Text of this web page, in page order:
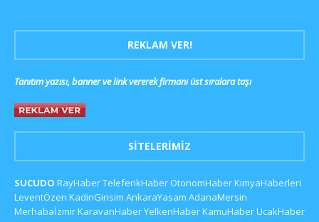
REKLAM VER!
Tanıtım yazısı, banner ve link vererek firmanı üst sıralara taşı
SITELERIMIZ
SUCUDO RayHaberTeleferikHaber OtonomHaberKimyaHaberleri
LeventÖzen KadinGirisim AnkaraYasam AdanaMersin
MerhabaİzmirKaravanHaberYelkenHaberKamuHaberUcakHaber